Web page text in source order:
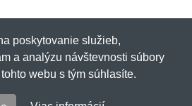
(19 rokov s vami)Netnakup.sk
poskytovanie služieb,
a analýzu návštevnosti súbory
webu s tým súhlasíte.